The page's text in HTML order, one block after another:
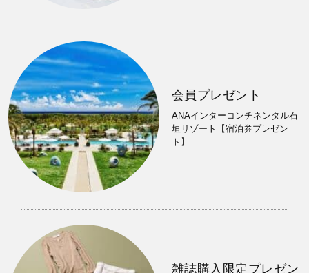
会員プレゼント
ANAインターコンチネンタル石
垣リゾート【宿泊券プレゼン
ト】
雑誌購入限定プレゼン